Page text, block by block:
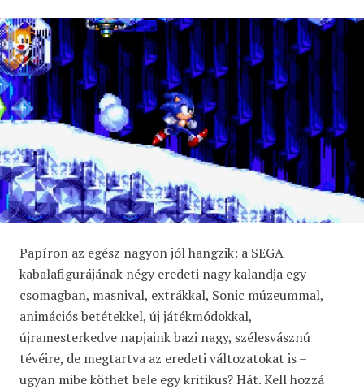
Papíron az egész nagyon jól hangzik: a SEGA
kabalafigurájának négy eredeti nagy kalandja egy
csomagban, masnival, extrákkal, Sonic múzeummal,
animációs betétekkel, új játékmódokkal,
újramesterkedve napjaink bazi nagy, szélesvásznú
tévéire, de megtartva az eredeti változatokat is –
ugyan mibe köthet bele egy kritikus? Hát. Kell hozzá